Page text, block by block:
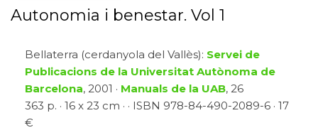
Autonomia i benestar. Vol 1
Bellaterra (cerdanyola del Vallès): Servei de
Publicacions de la Universitat Autònoma de
Barcelona, 2001 · Manuals de la UAB, 26
363 p. · 16 x 23 cm · · ISBN 978-84-490-2089-6 · 17
€